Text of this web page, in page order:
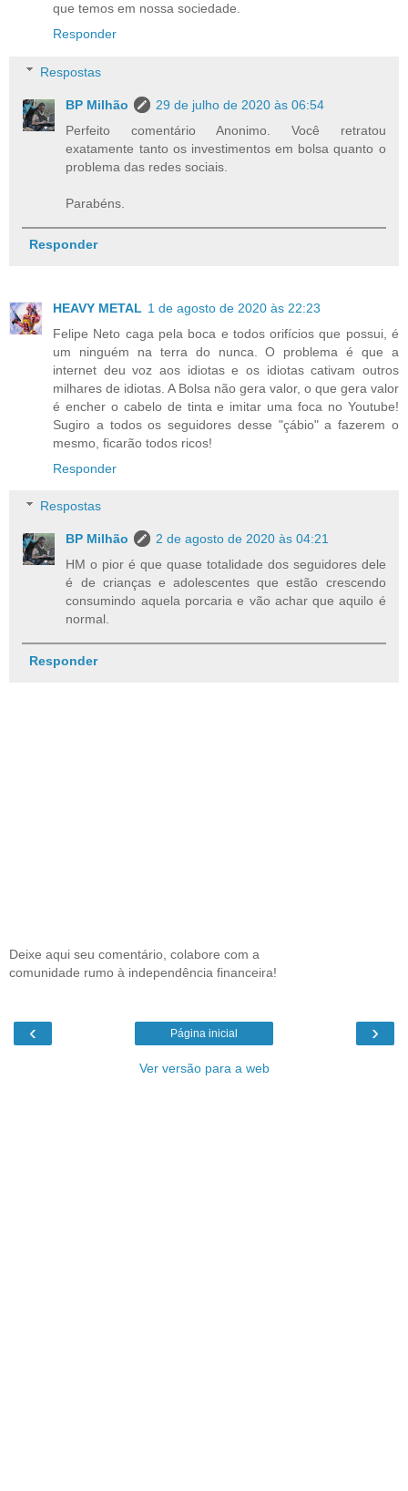
que temos em nossa sociedade.
Responder
Respostas
BP Milhão
29 de julho de 2020 às 06:54
Perfeito comentário Anonimo. Você retratou
exatamente tanto os investimentos em bolsa quanto o
problema das redes sociais.
Parabéns.
Responder
HEAVY METAL 1 de agosto de 2020 às 22:23
Felipe Neto caga pela boca e todos orifícios que possui, é
um ninguém na terra do nunca. O problema é que a
internet deu voz aos idiotas e os idiotas cativam outros
milhares de idiotas. A Bolsa não gera valor, o que gera valor
é encher o cabelo de tinta e imitar uma foca no Youtube!
Sugiro a todos os seguidores desse "çábio" a fazerem o
mesmo, ficarão todos ricos!
Responder
Respostas
BP Milhão
2 de agosto de 2020 às 04:21
HM o pior é que quase totalidade dos seguidores dele
é de crianças e adolescentes que estão crescendo
consumindo aquela porcaria e vão achar que aquilo é
normal.
Responder
Deixe aqui seu comentário, colabore com a
comunidade rumo à independência financeira!
‹ ›
Página inicial
Ver versão para a web